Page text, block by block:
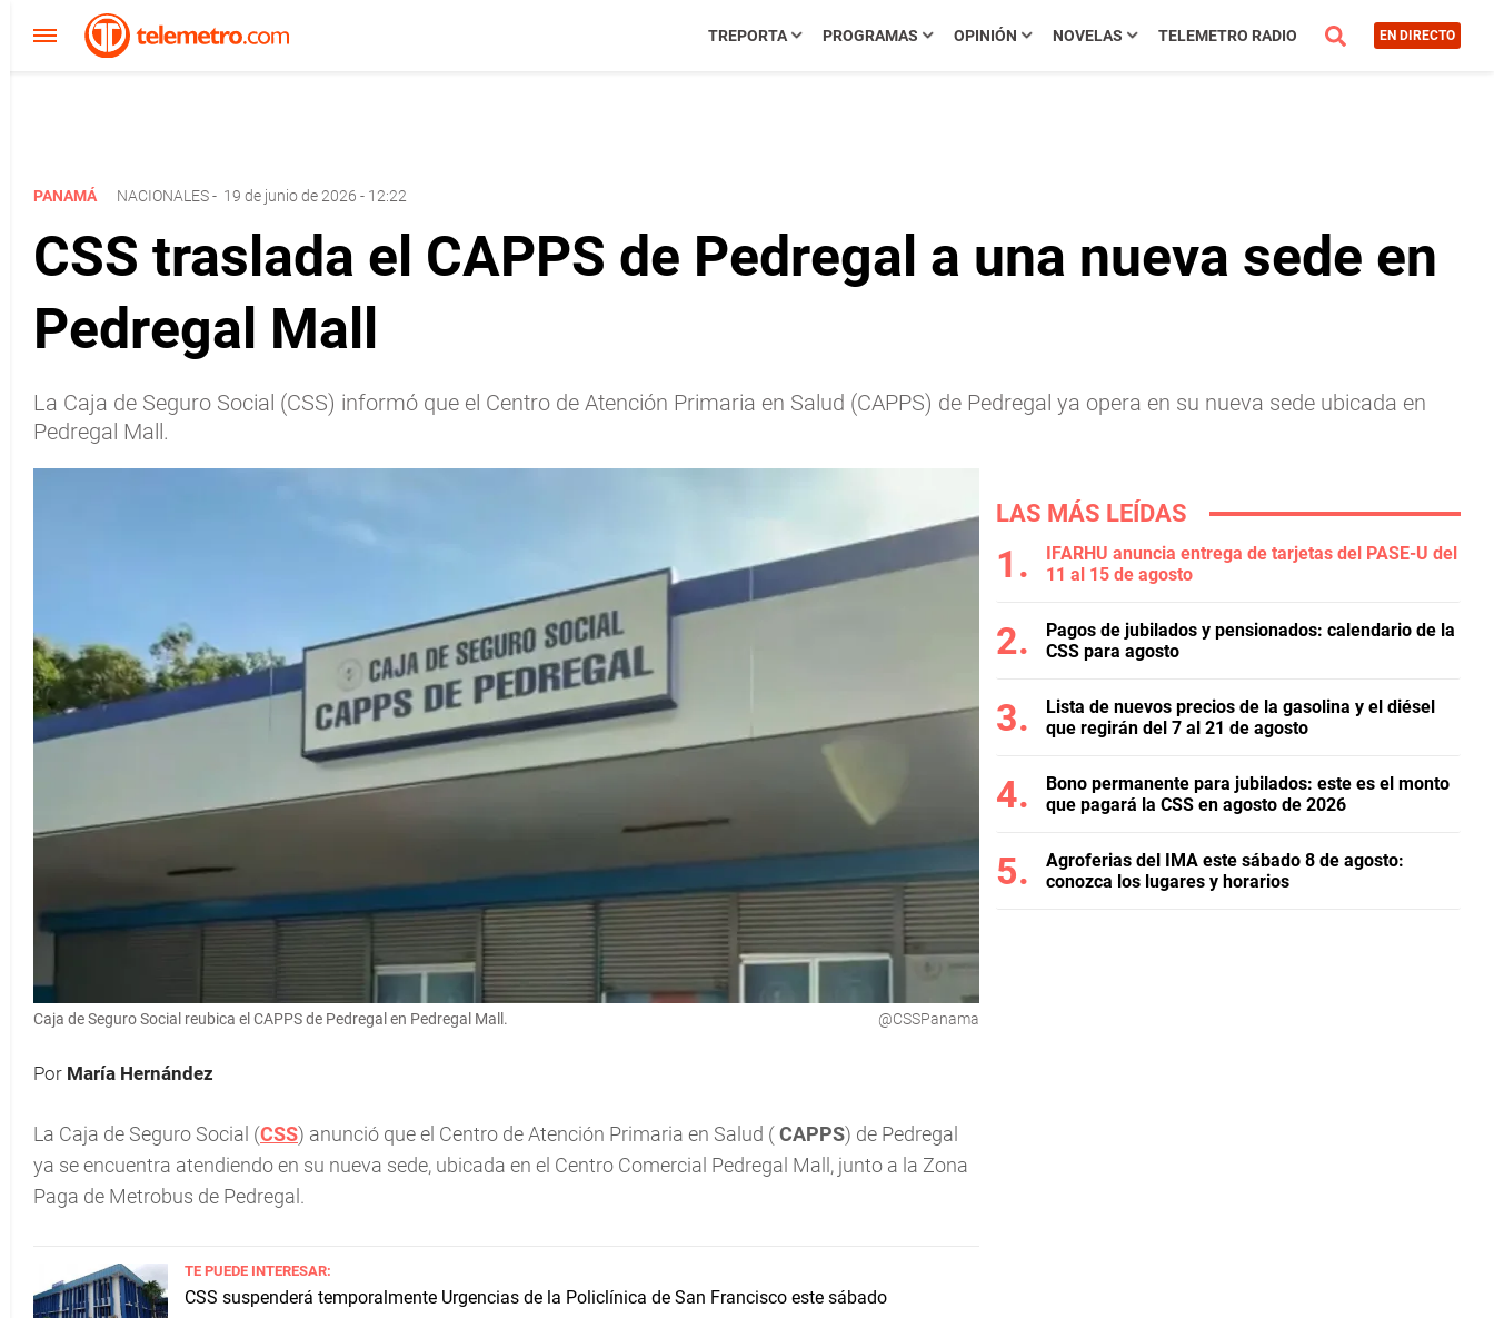
TREPORTA PROGRAMAS OPINIÓN NOVELAS TELEMETRO RADIO EN DIRECTO
PANAMÁ NACIONALES- 19 de junio de 2026 - 12:22
CSS traslada el CAPPS de Pedregal a una nueva sede en
Pedregal Mall
La Caja de Seguro Social (CSS) informó que el Centro de Atención Primaria en Salud (CAPPS) de Pedregal ya opera en su nueva sede ubicada en
Pedregal Mall.
Caja de Seguro Social reubica el CAPPS de Pedregal en Pedregal Mall. @CSSPanama
Por María Hernández
La Caja de Seguro Social (CSS) anunció que el Centro de Atención Primaria en Salud (CAPPS) de Pedregal
ya se encuentra atendiendo en su nueva sede, ubicada en el Centro Comercial Pedregal Mall, junto a la Zona
Paga de Metrobus de Pedregal.
TE PUEDE INTERESAR:
CSS suspenderá temporalmente Urgencias de la Policlínica de San Francisco este sábado
LAS MÁS LEÍDAS
IFARHU anuncia entrega de tarjetas del PASE-U del
11 al 15 de agosto
Pagos de jubilados y pensionados: calendario de la
CSS para agosto
Lista de nuevos precios de la gasolina y el diésel
que regirán del 7 al 21 de agosto
Bono permanente para jubilados: este es el monto
que pagará la CSS en agosto de 2026
Agroferias del IMA este sábado 8 de agosto:
conozca los lugares y horarios